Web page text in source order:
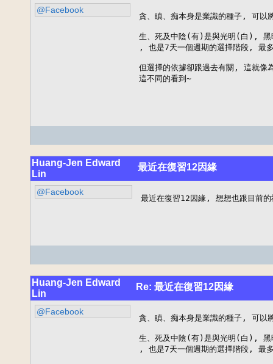
@Facebook
貪、瞋、痴本身是業識的種子, 可以
生、死及中陰(有)是與光明(白),
, 也是7天一個週期的選擇階段, 最
但選擇的依據卻跟過去有關, 這就像
這不同的看到~
Huang-Jen Edward
Lin
最近在復習12因緣
@Facebook
最近在復習12因緣, 想想也跟目前的
Huang-Jen Edward
Lin
Re: 最近在復習12因緣
@Facebook
貪、瞋、痴本身是業識的種子, 可以
生、死及中陰(有)是與光明(白),
, 也是7天一個週期的選擇階段, 最